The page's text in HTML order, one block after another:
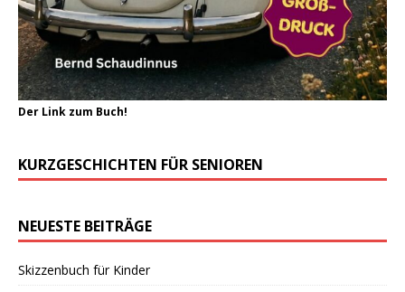
Der Link zum Buch!
KURZGESCHICHTEN FÜR SENIOREN
NEUESTE BEITRÄGE
Skizzenbuch für Kinder